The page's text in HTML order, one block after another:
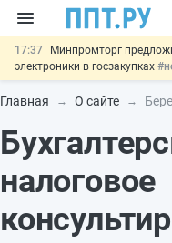
17:37
Минпромторг
электроники в госзакупках
17:13 Подписан указ об
недружественных стран
сделках: инициатива
15:51 МВД запускает
13:48
Важно
Главная О сайте
налоговое